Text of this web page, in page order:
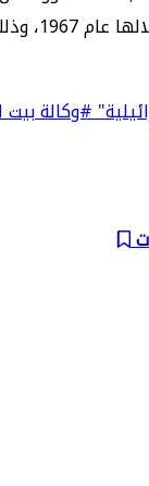
#وكالة